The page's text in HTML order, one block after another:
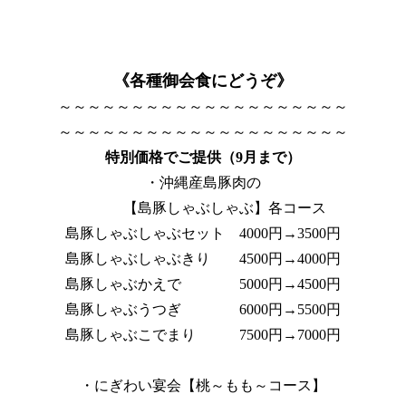
《各種御会食にどうぞ》
～～～～～～～～～～～～～～～～～～～～
～～～～～～～～～～～～～～～～～～～～
特別価格でご提供（9月まで）
・沖縄産島豚肉の
【島豚しゃぶしゃぶ】各コース
島豚しゃぶしゃぶセット 4000円→3500円
島豚しゃぶしゃぶきり 4500円→4000円
島豚しゃぶかえで 5000円→4500円
島豚しゃぶうつぎ 6000円→5500円
島豚しゃぶこでまり 7500円→7000円
・にぎわい宴会【桃～もも～コース】